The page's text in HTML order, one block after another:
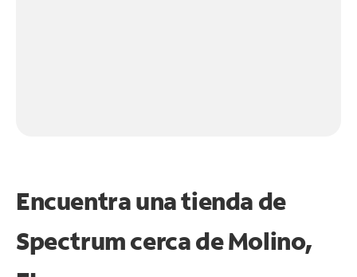
Encuentra una tienda de
Spectrumcerca de Molino,